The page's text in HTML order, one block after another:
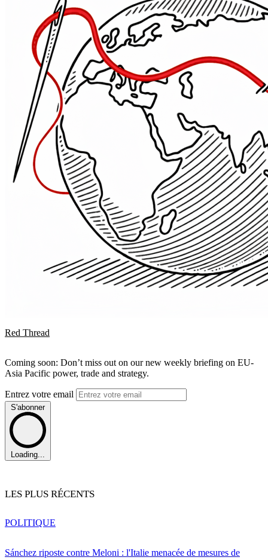
Red Thread
Coming soon: Don’t miss out on our new weekly briefing on EU-
Asia Pacific power, trade and strategy.
Entrez votre email
S'abonner
Loading...
LES PLUS RÉCENTS
Sánchez riposte contre Meloni : l'Italie menacée de mesures de
POLITIQUE